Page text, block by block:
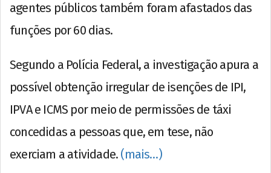
agentes públicos também foram afastados das
funções por 60 dias.
Segundo a Polícia Federal, a investigação apura a
possível obtenção irregular de isenções de IPI,
IPVA e ICMS por meio de permissões de táxi
concedidas a pessoas que, em tese, não
exerciam a atividade. (mais…)